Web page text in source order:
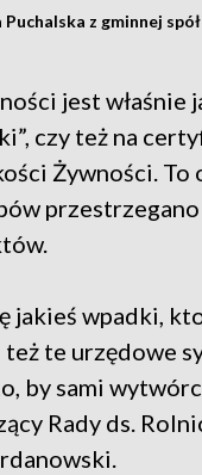
z gminnej
jest właśnie
czy też na
Żywności.
jakieś wpadki,
te urzędowe
by sami
Rady ds.